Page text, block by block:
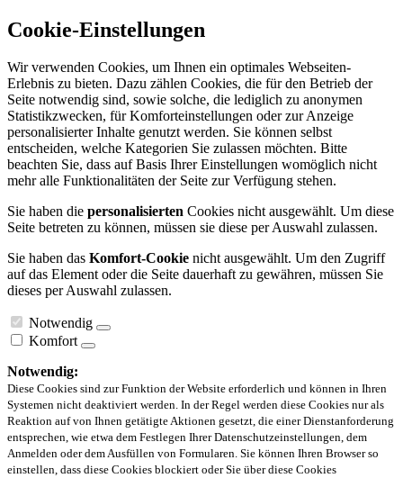
Cookie-Einstellungen
Wir verwenden Cookies, um Ihnen ein optimales Webseiten-
Erlebnis zu bieten. Dazu zählen Cookies, die für den Betrieb der
Seite notwendig sind, sowie solche, die lediglich zu anonymen
Statistikzwecken, für Komforteinstellungen oder zur Anzeige
personalisierter Inhalte genutzt werden. Sie können selbst
entscheiden, welche Kategorien Sie zulassen möchten. Bitte
beachten Sie, dass auf Basis Ihrer Einstellungen womöglich nicht
mehr alle Funktionalitäten der Seite zur Verfügung stehen.
Sie haben die personalisierten Cookies nicht ausgewählt. Um diese
Seite betreten zu können, müssen sie diese per Auswahl zulassen.
Sie haben das Komfort-Cookie nicht ausgewählt. Um den Zugriff
auf das Element oder die Seite dauerhaft zu gewähren, müssen Sie
dieses per Auswahl zulassen.
Notwendig
Komfort
Notwendig:
Diese Cookies sind zur Funktion der Website erforderlich und können in Ihren
Systemen nicht deaktiviert werden. In der Regel werden diese Cookies nur als
Reaktion auf von Ihnen getätigte Aktionen gesetzt, die einer Dienstanforderung
entsprechen, wie etwa dem Festlegen Ihrer Datenschutzeinstellungen, dem
Anmelden oder dem Ausfüllen von Formularen. Sie können Ihren Browser so
einstellen, dass diese Cookies blockiert oder Sie über diese Cookies